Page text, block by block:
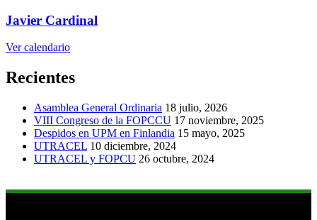
Javier Cardinal
Ver calendario
Recientes
Asamblea General Ordinaria 18 julio, 2026
VIII Congreso de la FOPCCU 17 noviembre, 2025
Despidos en UPM en Finlandia 15 mayo, 2025
UTRACEL 10 diciembre, 2024
UTRACEL y FOPCU 26 octubre, 2024